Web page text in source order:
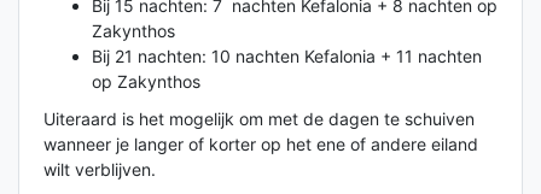
Bij 15 nachten: 7 nachten Kefalonia + 8 nachten op
Zakynthos
Bij 21 nachten: 10 nachten Kefalonia + 11 nachten
op Zakynthos
Uiteraard is het mogelijk om met de dagen te schuiven
wanneer je langer of korter op het ene of andere eiland
wilt verblijven.